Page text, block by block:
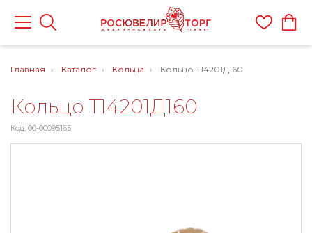
Главная Каталог Кольца Кольцо Т14201Д160
Кольцо Т14201Д160
Код: 00-00095165